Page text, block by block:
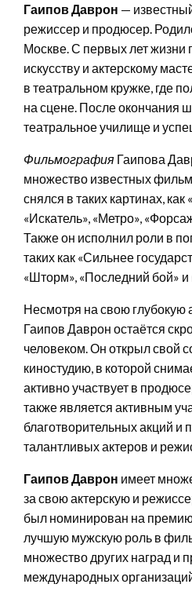
Гаипов Даврон —
режиссер и продюсер.
Москве. С первых лет жизни
искусству и актерскому
в театральном кружке, где
на сцене. После окончания
театральное училище и
Фильмография Гаипова
множество известных
снялся в таких картинах, как
«Искатель», «Метро»,
Также он исполнил роли в
таких как «Сильнее
«Шторм», «Последний бой» и
Несмотря на свою глубокую
Гаипов Даврон остаётся
человеком. Он открыл свой
киностудию, в которой
активно участвует в
также является активным
благотворительных акций
талантливых актеров и
Гаипов Даврон имеет
за свою актерскую и
был номинирован на
лучшую мужскую роль в
множество других наград и
международных